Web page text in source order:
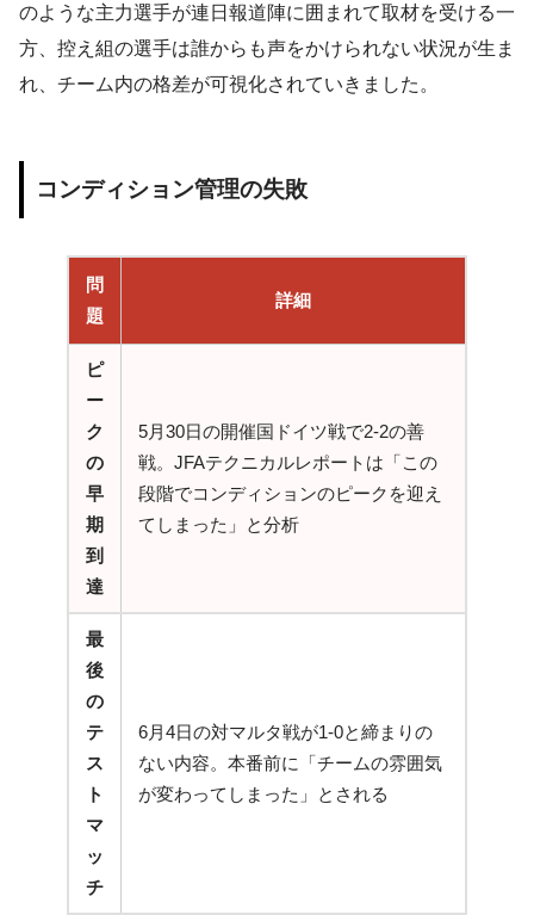
のような主力選手が連日報道陣に囲まれて取材を受ける一
方、控え組の選手は誰からも声をかけられない状況が生ま
れ、チーム内の格差が可視化されていきました。
コンディション管理の失敗
問
題
詳細
ピ
ー
ク
の
早
期
到
達
5月30日の開催国ドイツ戦で2-2の善
戦。JFAテクニカルレポートは「この
段階でコンディションのピークを迎え
てしまった」と分析
最
後
の
テ
ス
ト
マ
ッ
チ
6月4日の対マルタ戦が1-0と締まりの
ない内容。本番前に「チームの雰囲気
が変わってしまった」とされる